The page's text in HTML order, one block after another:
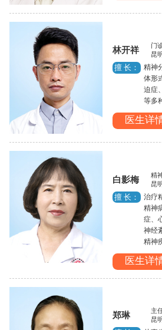
林开祥
门
昆
擅 长：
精神
体形
迫症
等多
医生详
白影梅
精
昆
擅 长：
治疗
精神
症、
神经
精神
医生详
郑琳
主
昆